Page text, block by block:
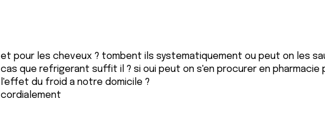
et pour les cheveux ? tombent ils systematiquement ou peut on les
cas que refrigerant suffit il ? si oui peut on s'en procurer en pharmacie
l'effet du froid a notre domicile ?
cordialement